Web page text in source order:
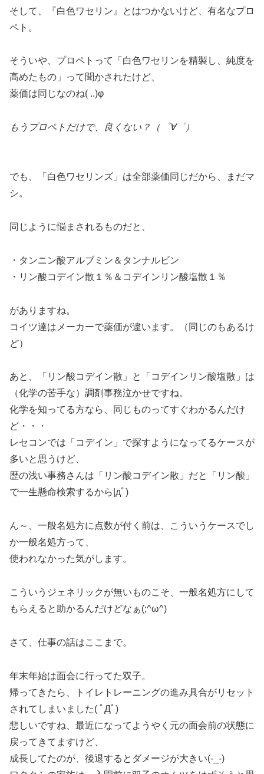
そして、『白色ワセリン』とはつかないけど、有名なプロ
ペト。
そういや、プロペトって「白色ワセリンを精製し、純度を
高めたもの」って聞かされたけど、
薬価は同じなのね( ..)φ
もうプロペトだけで、良くない？（゜∀゜）
でも、「白色ワセリンズ」は全部薬価同じだから、まだマ
シ。
同じように悩まされるものだと、
・タンニン酸アルブミン＆タンナルビン
・リン酸コデイン散１％＆コデインリン酸塩散１％
がありますね。
コイツ達はメーカーで薬価が違います。（同じのもあるけ
ど）
あと、「リン酸コデイン散」と「コデインリン酸塩散」は
（化学の苦手な）調剤事務泣かせですね。
化学を知ってる方なら、同じものってすぐわかるんだけ
ど・・・
レセコンでは「コデイン」で探すようになってるケースが
多いと思うけど、
歴の浅い事務さんは「リン酸コデイン散」だと「リン酸」
で一生懸命検索するから|дﾟ)
ん～、一般名処方に点数が付く前は、こういうケースでし
か一般名処方って、
使われなかった気がします。
こういうジェネリックが無いものこそ、一般名処方にして
もらえると助かるんだけどなぁ(;^ω^)
さて、仕事の話はここまで。
年末年始は面会に行ってた双子。
帰ってきたら、トイレトレーニングの進み具合がリセット
されてしまいました( ﾟДﾟ)
悲しいですね、最近になってようやく元の面会前の状態に
戻ってきてますけど、
成長してたのが、後退するとダメージが大きい(-_-)